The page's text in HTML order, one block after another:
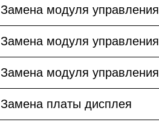
Замена модуля управления
Замена модуля управления
Замена модуля управления
Замена платы дисплея